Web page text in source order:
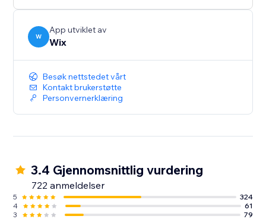
W
App utviklet av
Wix
Besøk nettstedet vårt
Kontakt brukerstøtte
Personvernerklæring
3.4 Gjennomsnittlig vurdering
722 anmeldelser
5
324
4
61
3
79